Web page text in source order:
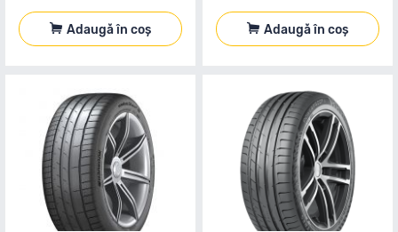
Adaugă în coș Adaugă în coș